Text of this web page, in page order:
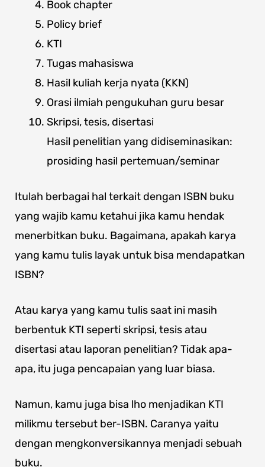
Book chapter
Policy brief
KTI
Tugas mahasiswa
Hasil kuliah kerja nyata (KKN)
Orasi ilmiah pengukuhan guru besar
Skripsi, tesis, disertasi
Hasil penelitian yang didiseminasikan:
prosiding hasil pertemuan/seminar
Itulah berbagai hal terkait dengan ISBN buku
yang wajib kamu ketahui jika kamu hendak
menerbitkan buku. Bagaimana, apakah karya
yang kamu tulis layak untuk bisa mendapatkan
ISBN?
Atau karya yang kamu tulis saat ini masih
berbentuk KTI seperti skripsi, tesis atau
disertasi atau laporan penelitian? Tidak apa-
apa, itu juga pencapaian yang luar biasa.
Namun, kamu juga bisa lho menjadikan KTI
milikmu tersebut ber-ISBN. Caranya yaitu
dengan mengkonversikannya menjadi sebuah
buku.